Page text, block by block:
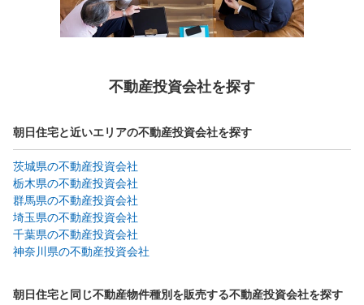
不動産投資会社を探す
朝日住宅と近いエリアの不動産投資会社を探す
茨城県の不動産投資会社
栃木県の不動産投資会社
群馬県の不動産投資会社
埼玉県の不動産投資会社
千葉県の不動産投資会社
神奈川県の不動産投資会社
朝日住宅と同じ不動産物件種別を販売する不動産投資会社を探す